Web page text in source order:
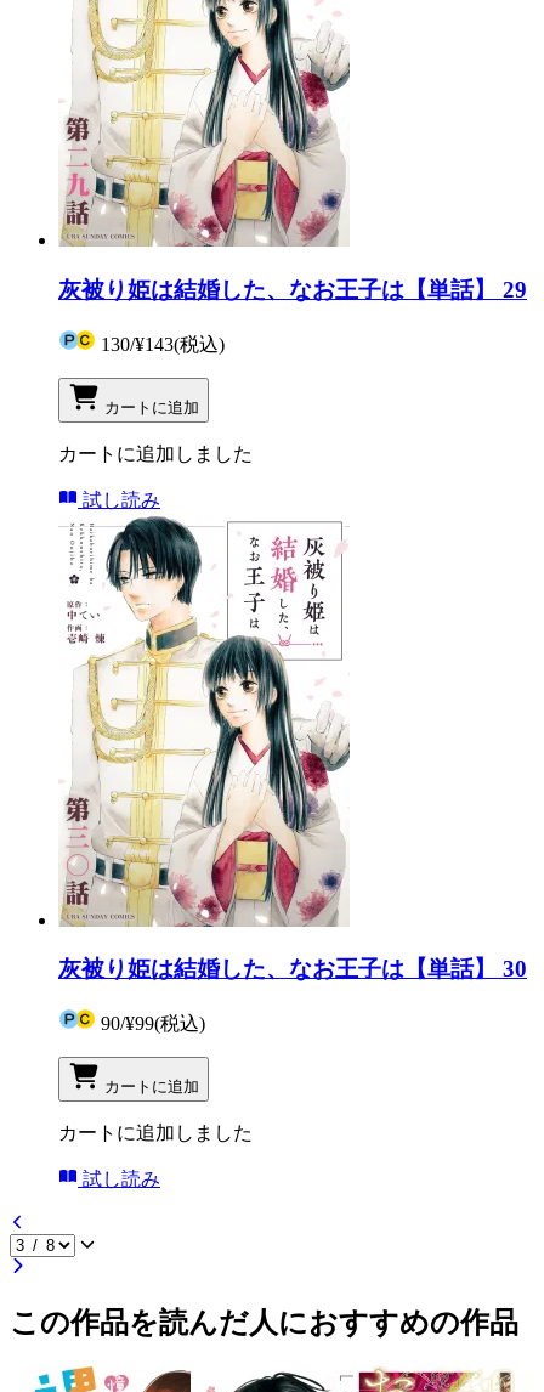
灰被り姫は結婚した、なお王子は【単話】 29
130/¥143(税込)
カートに追加
カートに追加しました
試し読み
灰被り姫は結婚した、なお王子は【単話】 30
90/¥99(税込)
カートに追加
カートに追加しました
試し読み
この作品を読んだ人におすすめの作品